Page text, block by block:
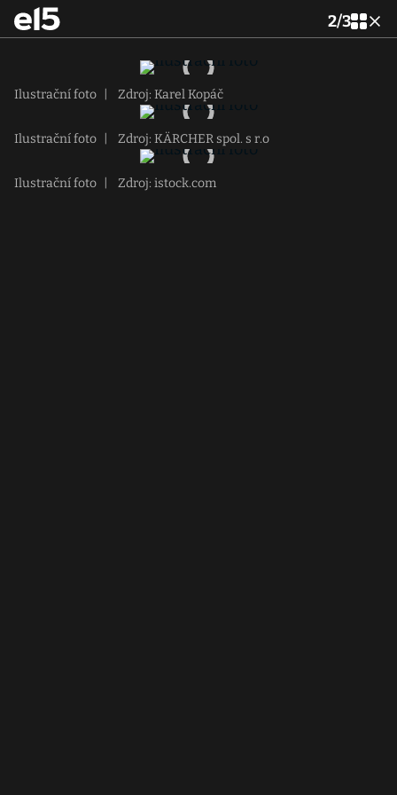
2/3
Ilustrační foto Zdroj: Karel Kopáč
Ilustrační foto Zdroj: KÄRCHER spol. s r.o
Ilustrační foto Zdroj: istock.com